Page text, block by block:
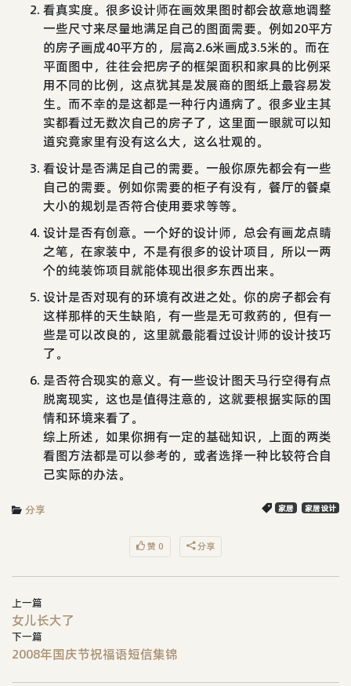
看真实度。很多设计师在画效果图时都会故意地调整
一些尺寸来尽量地满足自己的图面需要。例如20平方
的房子画成40平方的，层高2.6米画成3.5米的。而在
平面图中，往往会把房子的框架面积和家具的比例采
用不同的比例，这点犹其是发展商的图纸上最容易发
生。而不幸的是这都是一种行内通病了。很多业主其
实都看过无数次自己的房子了，这里面一眼就可以知
道究竟家里有没有这么大，这么壮观的。
看设计是否满足自己的需要。一般你原先都会有一些
自己的需要。例如你需要的柜子有没有，餐厅的餐桌
大小的规划是否符合使用要求等等。
设计是否有创意。一个好的设计师，总会有画龙点睛
之笔，在家装中，不是有很多的设计项目，所以一两
个的纯装饰项目就能体现出很多东西出来。
设计是否对现有的环境有改进之处。你的房子都会有
这样那样的天生缺陷，有一些是无可救药的，但有一
些是可以改良的，这里就最能看过设计师的设计技巧
了。
是否符合现实的意义。有一些设计图天马行空得有点
脱离现实，这也是值得注意的，这就要根据实际的国
情和环境来看了。
综上所述，如果你拥有一定的基础知识，上面的两类
看图方法都是可以参考的，或者选择一种比较符合自
己实际的办法。
分享 家居 家居设计
赞 0 分享
上一篇
女儿长大了
下一篇
2008年国庆节祝福语短信集锦